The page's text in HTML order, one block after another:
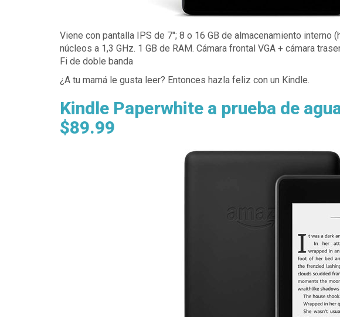
Viene con pantalla IPS de 7"; 8 o 16 GB de almacenamiento interno
núcleos a 1,3 GHz. 1 GB de RAM. Cámara frontal VGA + cámara
Fi de doble banda
¿A tu mamá le gusta leer? Entonces hazla feliz con un Kindle.
Kindle Paperwhite a prueba de
$89.99